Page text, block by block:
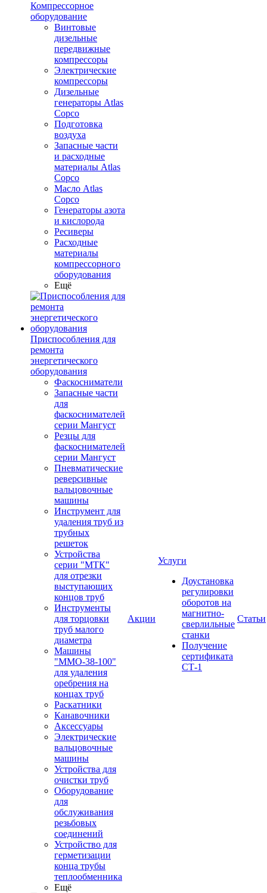
Компрессорное
оборудование
Винтовые
дизельные
передвижные
компрессоры
Электрические
компрессоры
Дизельные
генераторы Atlas
Copco
Подготовка
воздуха
Запасные части
и расходные
материалы Atlas
Copco
Масло Atlas
Copco
Генераторы азота
и кислорода
Ресиверы
Расходные
материалы
компрессорного
оборудования
Ещё
Приспособления для
ремонта
энергетического
оборудования
Фаскосниматели
Запасные части
для
фаскоснимателей
серии Мангуст
Резцы для
фаскоснимателей
серии Мангуст
Пневматические
реверсивные
вальцовочные
машины
Инструмент для
удаления труб из
трубных
решеток
Устройства
серии "МТК"
для отрезки
выступающих
концов труб
Инструменты
для торцовки
труб малого
диаметра
Машины
"ММО-38-100"
для удаления
оребрения на
концах труб
Раскатники
Канавочники
Аксессуары
Электрические
вальцовочные
машины
Устройства для
очистки труб
Оборудование
для
обслуживания
резьбовых
соединений
Устройство для
герметизации
конца трубы
теплообменника
Ещё
Акции
Услуги
Доустановка
регулировки
оборотов на
магнитно-
сверлильные
станки
Получение
сертификата
СТ-1
Статьи